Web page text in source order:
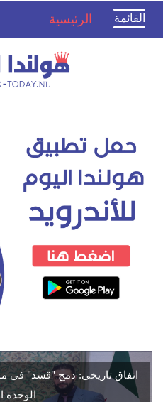
Toggle
navigation
القائمة الرئيسية
تقارير تكشف عن طرح خطة
لقاءات